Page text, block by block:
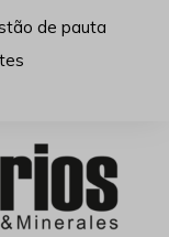
de pauta